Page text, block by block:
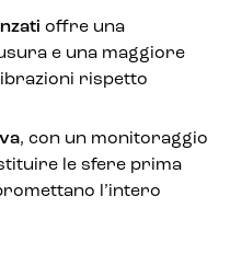
offre una
e una maggiore
rispetto
, con un monitoraggio
le sfere prima
l’intero